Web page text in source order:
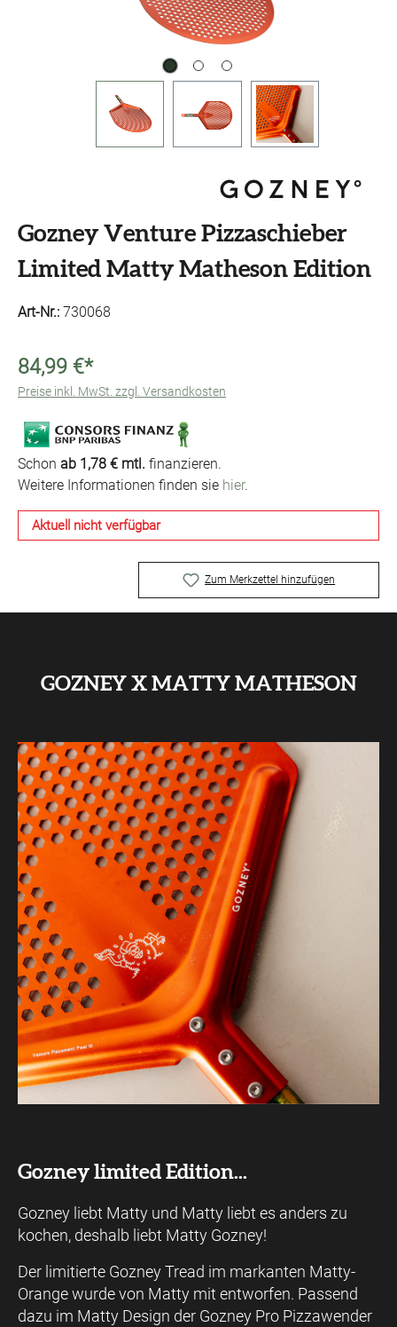
Gozney Venture Pizzaschieber
Limited Matty Matheson Edition
Art-Nr.: 730068
84,99 €*
Preise inkl. MwSt. zzgl. Versandkosten
Schon ab 1,78 € mtl. finanzieren.
Weitere Informationen finden sie hier.
Aktuell nicht verfügbar
Zum Merkzettel hinzufügen
GOZNEY X MATTY MATHESON
Gozney limited Edition...
Gozney liebt Matty und Matty liebt es anders zu
kochen, deshalb liebt Matty Gozney!
Der limitierte Gozney Tread im markanten Matty-
Orange wurde von Matty mit entworfen. Passend
dazu im Matty Design der Gozney Pro Pizzawender